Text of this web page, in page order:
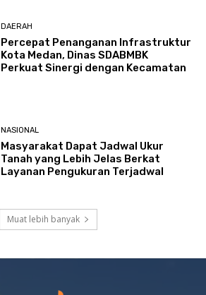
DAERAH
Percepat Penanganan Infrastruktur
Kota Medan, Dinas SDABMBK
Perkuat Sinergi dengan Kecamatan
NASIONAL
Masyarakat Dapat Jadwal Ukur
Tanah yang Lebih Jelas Berkat
Layanan Pengukuran Terjadwal
Muat lebih banyak